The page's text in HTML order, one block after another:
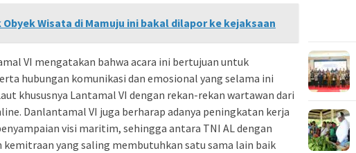
Obyek Wisata di Mamuju ini bakal dilapor ke kejaksaan
VI mengatakan bahwa acara ini bertujuan untuk
hubungan komunikasi dan emosional yang selama ini
khususnya Lantamal VI dengan rekan-rekan wartawan dari
Danlantamal VI juga berharap adanya peningkatan kerja
visi maritim, sehingga antara TNI AL dengan
yang saling membutuhkan satu sama lain baik